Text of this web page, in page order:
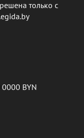
только с
BYN